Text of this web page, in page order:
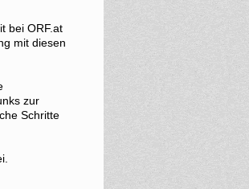
bei ORF.at
mit diesen
zur
Schritte